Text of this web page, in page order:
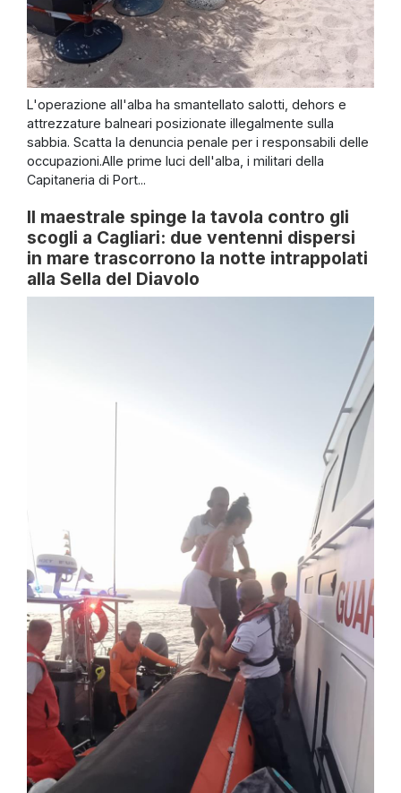
L'operazione all'alba ha smantellato salotti, dehors e
attrezzature balneari posizionate illegalmente sulla
sabbia. Scatta la denuncia penale per i responsabili delle
occupazioni.Alle prime luci dell'alba, i militari della
Capitaneria di Port...
Il maestrale spinge la tavola contro gli
scogli a Cagliari: due ventenni dispersi
in mare trascorrono la notte intrappolati
alla Sella del Diavolo